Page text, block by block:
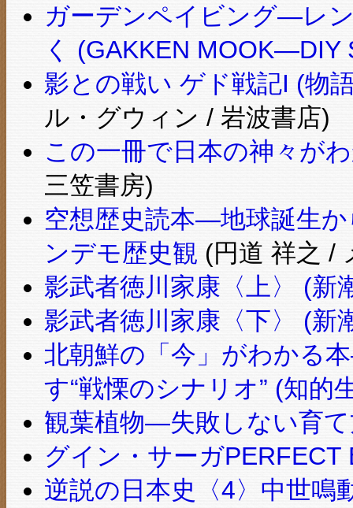
ガーデンペイビング―レ
く (GAKKEN MOOK―DIY
影との戦い ゲド戦記I (物
ル・グウィン / 岩波書店)
この一冊で日本の神々が
三笠書房)
空想歴史読本―地球誕生
ンデモ歴史観 (円道 祥之 /
影武者徳川家康〈上〉 (新
影武者徳川家康〈下〉 (新
北朝鮮の「今」がわかる
す“戦慄のシナリオ” (知的
観葉植物―失敗しない育
グイン・サーガPERFECT
逆説の日本史〈4〉中世